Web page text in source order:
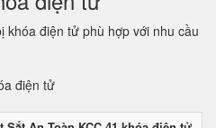
khóa điện tử phù hợp với nhu cầu